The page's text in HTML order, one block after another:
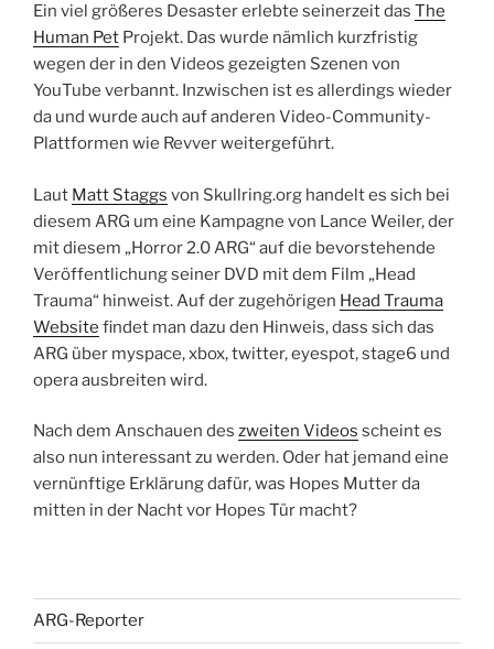
Ein viel größeres Desaster erlebte seinerzeit das The
Human Pet Projekt. Das wurde nämlich kurzfristig
wegen der in den Videos gezeigten Szenen von
YouTube verbannt. Inzwischen ist es allerdings wieder
da und wurde auch auf anderen Video-Community-
Plattformen wie Revver weitergeführt.
Laut Matt Staggs von Skullring.org handelt es sich bei
diesem ARG um eine Kampagne von Lance Weiler, der
mit diesem „Horror 2.0 ARG“ auf die bevorstehende
Veröffentlichung seiner DVD mit dem Film „Head
Trauma“ hinweist. Auf der zugehörigen Head Trauma
Website findet man dazu den Hinweis, dass sich das
ARG über myspace, xbox, twitter, eyespot, stage6 und
opera ausbreiten wird.
Nach dem Anschauen des zweiten Videos scheint es
also nun interessant zu werden. Oder hat jemand eine
vernünftige Erklärung dafür, was Hopes Mutter da
mitten in der Nacht vor Hopes Tür macht?
ARG-Reporter